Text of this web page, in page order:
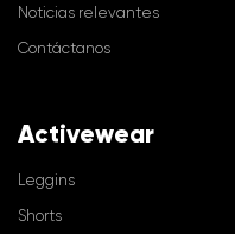
Noticias relevantes
Contáctanos
Activewear
Leggins
Shorts